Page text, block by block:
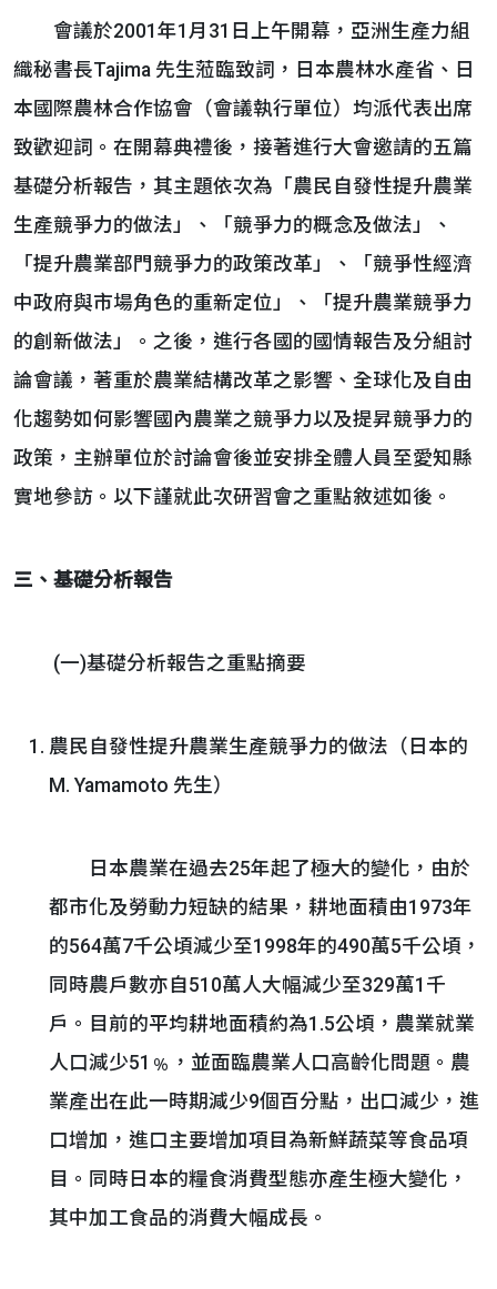
會議於2001年1月31日上午開幕，亞洲生產力組
織秘書長Tajima 先生蒞臨致詞，日本農林水產省、日
本國際農林合作協會（會議執行單位）均派代表出席
致歡迎詞。在開幕典禮後，接著進行大會邀請的五篇
基礎分析報告，其主題依次為「農民自發性提升農業
生產競爭力的做法」、「競爭力的概念及做法」、
「提升農業部門競爭力的政策改革」、「競爭性經濟
中政府與市場角色的重新定位」、「提升農業競爭力
的創新做法」。之後，進行各國的國情報告及分組討
論會議，著重於農業結構改革之影響、全球化及自由
化趨勢如何影響國內農業之競爭力以及提昇競爭力的
政策，主辦單位於討論會後並安排全體人員至愛知縣
實地參訪。以下謹就此次研習會之重點敘述如後。
三、基礎分析報告
(一)基礎分析報告之重點摘要
農民自發性提升農業生產競爭力的做法（日本的
M. Yamamoto 先生）
日本農業在過去25年起了極大的變化，由於
都市化及勞動力短缺的結果，耕地面積由1973年
的564萬7千公頃減少至1998年的490萬5千公頃，
同時農戶數亦自510萬人大幅減少至329萬1千
戶。目前的平均耕地面積約為1.5公頃，農業就業
人口減少51﹪，並面臨農業人口高齡化問題。農
業產出在此一時期減少9個百分點，出口減少，進
口增加，進口主要增加項目為新鮮蔬菜等食品項
目。同時日本的糧食消費型態亦產生極大變化，
其中加工食品的消費大幅成長。